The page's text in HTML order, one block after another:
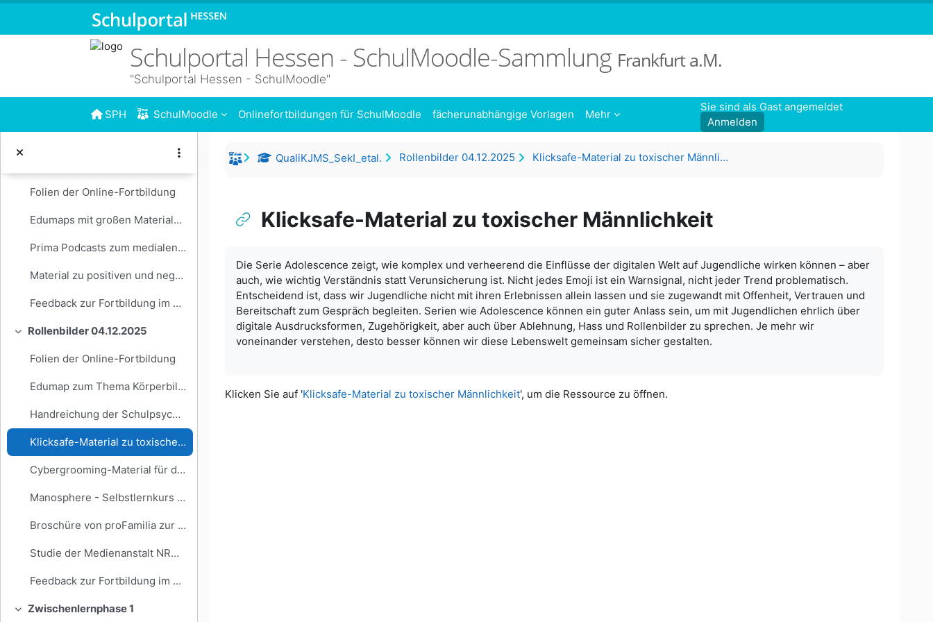
Zum Hauptinhalt
KIM-Studie 2024
Die neue JIM-Studie ist da!
Die Beratungsstelle Jugend und Medien Hessen
Folien aus der Auftaktveranstaltung
Einklappen
Folien der Online-Fortbildung
Edumaps mit großen Materialsammlungen
Prima Podcasts zum medialen Alltag von Kindern und Jugendlichen
Material zu positiven und negativen Effekten des Medialen Alltags auf queere Jugendliche
Feedback zur Fortbildung im Befragungsportal Hessen
Einklappen
Rollenbilder 04.12.2025
Folien der Online-Fortbildung
Edumap zum Thema Körperbilder von Kindern und Jugendlichen
Handreichung der Schulpsychologie
Klicksafe-Material zu toxischer Männlichkeit
Cybergrooming-Material für die Grundschule und Unterstufe
Manosphere - Selbstlernkurs des Guardian auf Englisch
Broschüre von proFamilia zur Rechtslage für Jugendliche
Studie der Medienanstalt NRW zum Thema Cybergrooming
Feedback zur Fortbildung im Befragungsportal Hessen
Einklappen
Zwischenlernphase 1
Schulportal Hessen - SchulMoodle-Sammlung Frankfurt a.M.
"Schulportal Hessen - SchulMoodle"
SPH SchulMoodle Onlinefortbildungen für SchulMoodle fächerunabhängige Vorlagen Mehr
Sie sind als Gast angemeldet
Anmelden
QualiKJMS_SekI_etal. Rollenbilder 04.12.2025 Klicksafe-Material zu toxischer Männlichkeit
Klicksafe-Material zu toxischer Männlichkeit
Die Serie Adolescence zeigt, wie komplex und verheerend die Einflüsse der digitalen Welt auf Jugendliche wirken können – aber
auch, wie wichtig Verständnis statt Verunsicherung ist. Nicht jedes Emoji ist ein Warnsignal, nicht jeder Trend problematisch.
Entscheidend ist, dass wir Jugendliche nicht mit ihren Erlebnissen allein lassen und sie zugewandt mit Offenheit, Vertrauen und
Bereitschaft zum Gespräch begleiten. Serien wie Adolescence können ein guter Anlass sein, um mit Jugendlichen ehrlich über
digitale Ausdrucksformen, Zugehörigkeit, aber auch über Ablehnung, Hass und Rollenbilder zu sprechen. Je mehr wir
voneinander verstehen, desto besser können wir diese Lebenswelt gemeinsam sicher gestalten.
Klicken Sie auf 'Klicksafe-Material zu toxischer Männlichkeit', um die Ressource zu öffnen.